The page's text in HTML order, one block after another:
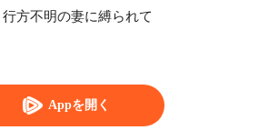
Appを開く
行方不明の妻に縛られて